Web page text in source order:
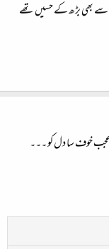
سے بھی بڑھ کے حسیں تھے
عجب خوف سا دل کو ۔۔۔